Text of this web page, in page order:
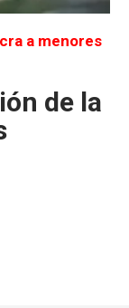
a menores
de la